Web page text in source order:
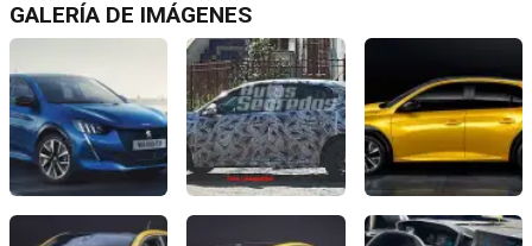
GALERÍA DE IMÁGENES